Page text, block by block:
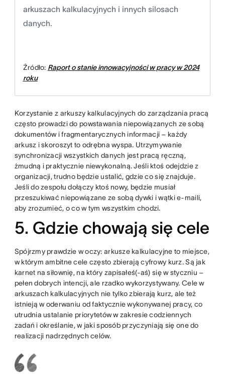
arkuszach kalkulacyjnych i innych silosach
danych.
Źródło: Raport o stanie innowacyjności w pracy w 2024
roku
Korzystanie z arkuszy kalkulacyjnych do zarządzania pracą
często prowadzi do powstawania niepowiązanych ze sobą
dokumentów i fragmentarycznych informacji – każdy
arkusz i skoroszyt to odrębna wyspa. Utrzymywanie
synchronizacji wszystkich danych jest pracą ręczną,
żmudną i praktycznie niewykonalną. Jeśli ktoś odejdzie z
organizacji, trudno będzie ustalić, gdzie co się znajduje.
Jeśli do zespołu dołączy ktoś nowy, będzie musiał
przeszukiwać niepowiązane ze sobą dywki i wątki e-maili,
aby zrozumieć, o co w tym wszystkim chodzi.
5. Gdzie chowają się cele
Spójrzmy prawdzie w oczy: arkusze kalkulacyjne to miejsce,
w którym ambitne cele często zbierają cyfrowy kurz. Są jak
karnet na siłownię, na który zapisałeś(-aś) się w styczniu –
pełen dobrych intencji, ale rzadko wykorzystywany. Cele w
arkuszach kalkulacyjnych nie tylko zbierają kurz, ale też
istnieją w oderwaniu od faktycznie wykonywanej pracy, co
utrudnia ustalanie priorytetów w zakresie codziennych
zadań i określanie, w jaki sposób przyczyniają się one do
realizacji nadrzędnych celów.